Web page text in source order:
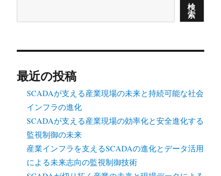
検
索
最近の投稿
SCADAが支える産業現場の未来と持続可能な社会
インフラの進化
SCADAが支える産業現場の効率化と安全進化する
監視制御の未来
産業インフラを支えるSCADAの進化とデータ活用
による未来志向の監視制御技術